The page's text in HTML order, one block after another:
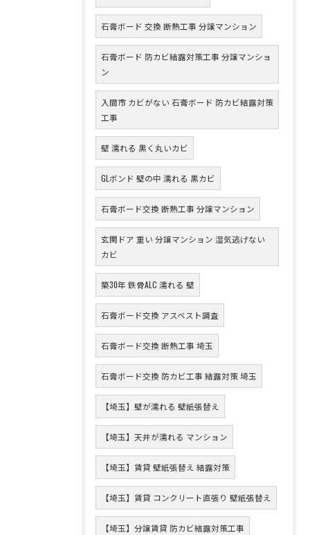
石膏ボード 交換 断熱工事 分譲マンション
石膏ボード 防カビ結露対策工事 分譲マンショ
ン
入間市 カビがない 石膏ボード 防カビ結露対策
工事
壁 濡れる 黒く丸いカビ
GLボンド 壁の中 濡れる 黒カビ
石膏ボード交換 断熱工事 分譲マンション
玄関ドア 重い 分譲マンション 湿気逃げない
カビ
築30年 鉄骨ALC 濡れる 壁
石膏ボード交換 アスベスト調査
石膏ボード交換 断熱工事 埼玉
石膏ボード交換 防カビ工事 結露対策 埼玉
【埼玉】壁が濡れる 壁紙張替え
【埼玉】天井が濡れる マンション
【埼玉】賃貸 壁紙張替え 結露対策
【埼玉】賃貸 コンクリート直張り 壁紙張替え
【埼玉】分譲賃貸 防カビ結露対策工事